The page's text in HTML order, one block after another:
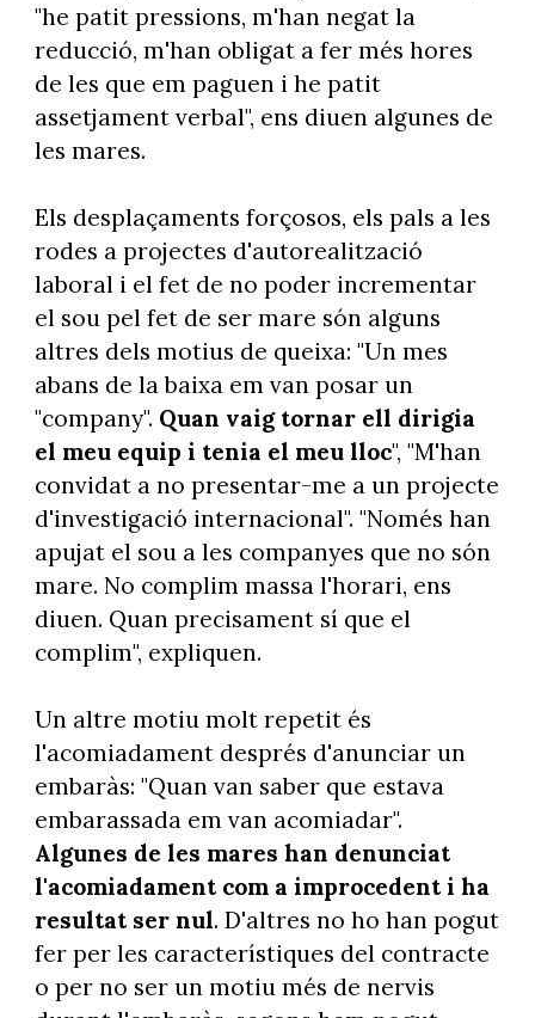
"he patit pressions, m'han negat la
reducció, m'han obligat a fer més hores
de les que em paguen i he patit
assetjament verbal", ens diuen algunes de
les mares.
Els desplaçaments forçosos, els pals a les
rodes a projectes d'autorealització
laboral i el fet de no poder incrementar
el sou pel fet de ser mare són alguns
altres dels motius de queixa: "Un mes
abans de la baixa em van posar un
"company". Quan vaig tornar ell dirigia
el meu equip i tenia el meu lloc", "M'han
convidat a no presentar-me a un projecte
d'investigació internacional". "Només han
apujat el sou a les companyes que no són
mare. No complim massa l'horari, ens
diuen. Quan precisament sí que el
complim", expliquen.
Un altre motiu molt repetit és
l'acomiadament després d'anunciar un
embaràs: "Quan van saber que estava
embarassada em van acomiadar".
Algunes de les mares han denunciat
l'acomiadament com a improcedent i ha
resultat ser nul. D'altres no ho han pogut
fer per les característiques del contracte
o per no ser un motiu més de nervis